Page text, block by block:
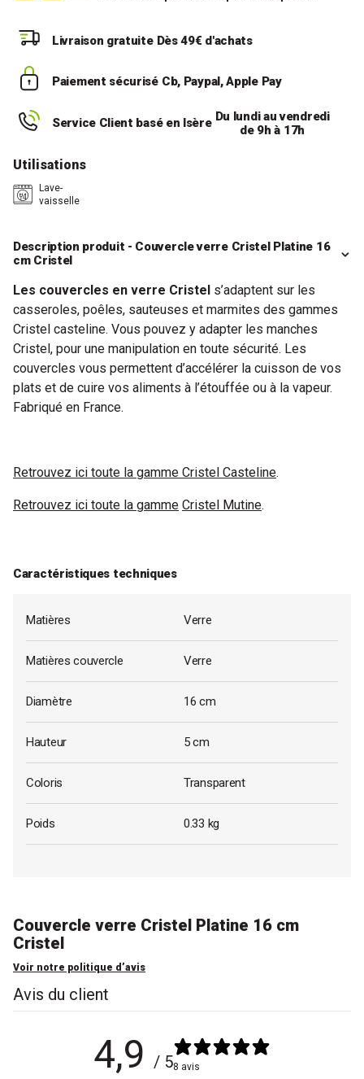
Livraison gratuite Dès 49€ d'achats
Paiement sécurisé Cb, Paypal, Apple Pay
Service Client basé en Isère Du lundi au vendredi
de 9h à 17h
Utilisations
Lave-
vaisselle
Description produit - Couvercle verre Cristel Platine 16
cm Cristel
Les couvercles en verre Cristel s’adaptent sur les
casseroles, poêles, sauteuses et marmites des gammes
Cristel casteline. Vous pouvez y adapter les manches
Cristel, pour une manipulation en toute sécurité. Les
couvercles vous permettent d’accélérer la cuisson de vos
plats et de cuire vos aliments à l’étouffée ou à la vapeur.
Fabriqué en France.
Retrouvez ici toute la gamme Cristel Casteline.
Retrouvez ici toute la gamme Cristel Mutine.
Caractéristiques techniques
Matières Verre
Matières couvercle Verre
Diamètre 16 cm
Hauteur 5 cm
Coloris Transparent
Poids 0.33 kg
Couvercle verre Cristel Platine 16 cm
Cristel
Voir notre politique d’avis
Avis du client
4,9 / 58 avis